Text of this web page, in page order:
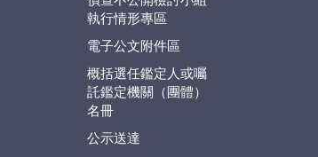
執行情形專區
電子公文附件區
概括選任鑑定人或囑
託鑑定機關（團體）
名冊
公示送達